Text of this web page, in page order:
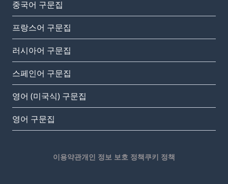
중국어 구문집
프랑스어 구문집
러시아어 구문집
스페인어 구문집
영어 (미국식) 구문집
영어 구문집
이용약관개인 정보 보호 정책쿠키 정책